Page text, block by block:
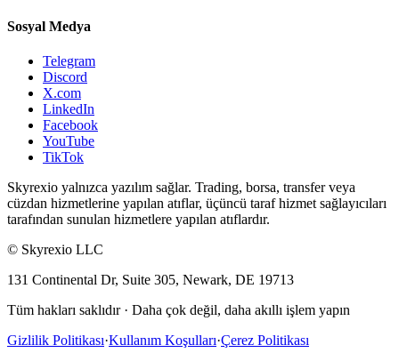
Sosyal Medya
Telegram
Discord
X.com
LinkedIn
Facebook
YouTube
TikTok
Skyrexio yalnızca yazılım sağlar. Trading, borsa, transfer veya
cüzdan hizmetlerine yapılan atıflar, üçüncü taraf hizmet sağlayıcıları
tarafından sunulan hizmetlere yapılan atıflardır.
© Skyrexio LLC
131 Continental Dr, Suite 305, Newark, DE 19713
Tüm hakları saklıdır· Daha çok değil, daha akıllı işlem yapın
Gizlilik Politikası·Kullanım Koşulları·Çerez Politikası